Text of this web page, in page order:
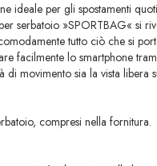
ideale per gli spostamenti
serbatoio »SPORTBAG« si
tutto ciò che si
facilmente lo smartphone
movimento sia la vista
compresi nella fornitura.